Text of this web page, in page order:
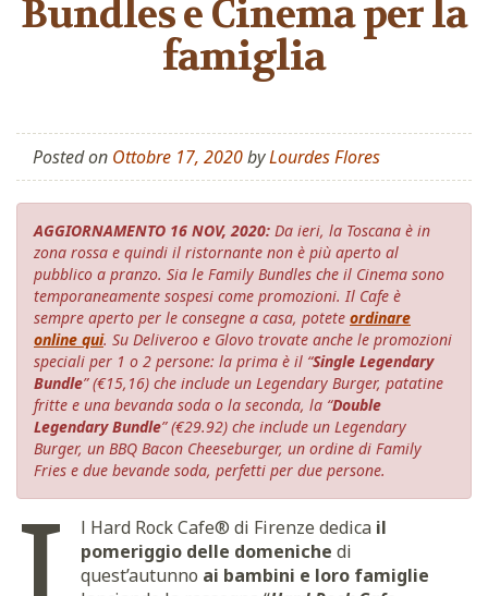
Bundles e Cinema per la
famiglia
Posted on Ottobre 17, 2020byLourdes Flores
AGGIORNAMENTO 16 NOV, 2020: Da ieri, la Toscana è in
zona rossa e quindi il ristornante non è più aperto al
pubblico a pranzo. Sia le Family Bundles che il Cinema sono
temporaneamente sospesi come promozioni. Il Cafe è
sempre aperto per le consegne a casa, potete ordinare
online qui. Su Deliveroo e Glovo trovate anche le promozioni
speciali per 1 o 2 persone: la prima è il “Single Legendary
Bundle” (€15,16) che include un Legendary Burger, patatine
fritte e una bevanda soda o la seconda, la “Double
Legendary Bundle” (€29.92) che include un Legendary
Burger, un BBQ Bacon Cheeseburger, un ordine di Family
Fries e due bevande soda, perfetti per due persone.
l Hard Rock Cafe® di Firenze dedica il
pomeriggio delle domenichedi
quest’autunno ai bambini e loro famiglie